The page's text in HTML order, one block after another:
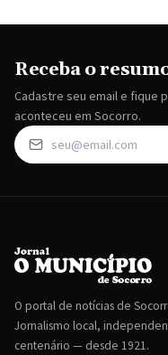
Receba o
Cadastre seu email e fique
aconteceu em Socorro.
O portal de notícias de
Jornalismo local,
centenário — desde 1921.